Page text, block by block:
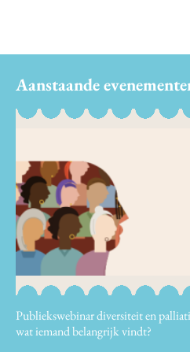
Aanstaande
Publiekswebinar diversiteit en
wat iemand belangrijk vindt?